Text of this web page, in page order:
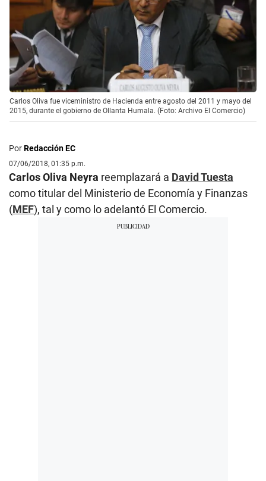
Carlos Oliva fue viceministro de Hacienda entre agosto del 2011 y mayo del
2015, durante el gobierno de Ollanta Humala. (Foto: Archivo El Comercio)
PorRedacción EC
07/06/2018, 01:35 p.m.
Carlos Oliva Neyra reemplazará a David Tuesta
como titular del Ministerio de Economía y Finanzas
(MEF), tal y como lo adelantó El Comercio.